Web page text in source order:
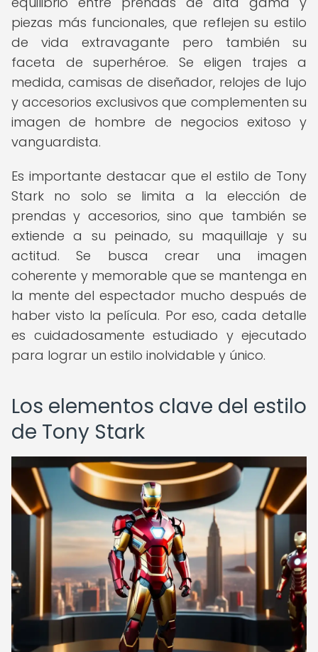
piezas más funcionales, que reflejen su estilo
de vida extravagante pero también su
faceta de superhéroe. Se eligen trajes a
medida, camisas de diseñador, relojes de lujo
y accesorios exclusivos que complementen su
imagen de hombre de negocios exitoso y
vanguardista.
Es importante destacar que el estilo de Tony
Stark no solo se limita a la elección de
prendas y accesorios, sino que también se
extiende a su peinado, su maquillaje y su
actitud. Se busca crear una imagen
coherente y memorable que se mantenga en
la mente del espectador mucho después de
haber visto la película. Por eso, cada detalle
es cuidadosamente estudiado y ejecutado
para lograr un estilo inolvidable y único.
Los elementos clave del estilo
de Tony Stark